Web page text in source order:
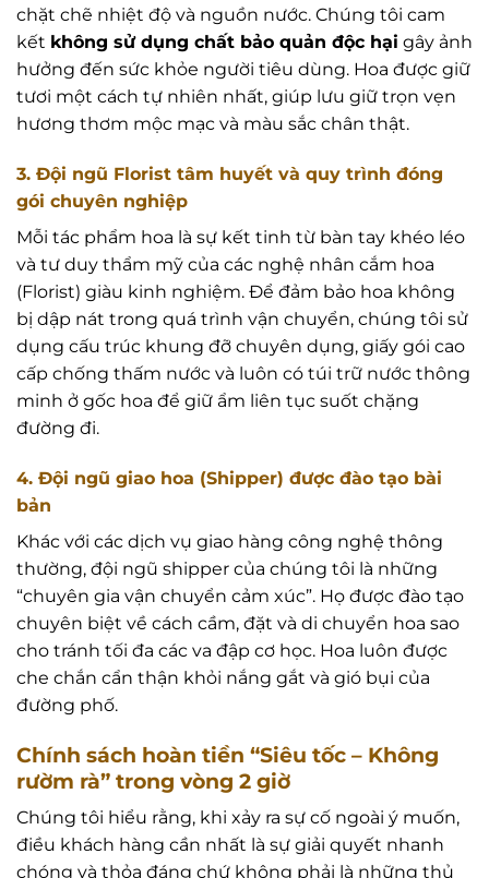
chặt chẽ nhiệt độ và nguồn nước. Chúng tôi cam
kết không sử dụng chất bảo quản độc hại gây ảnh
hưởng đến sức khỏe người tiêu dùng. Hoa được giữ
tươi một cách tự nhiên nhất, giúp lưu giữ trọn vẹn
hương thơm mộc mạc và màu sắc chân thật.
3. Đội ngũ Florist tâm huyết và quy trình đóng
gói chuyên nghiệp
Mỗi tác phẩm hoa là sự kết tinh từ bàn tay khéo léo
và tư duy thẩm mỹ của các nghệ nhân cắm hoa
(Florist) giàu kinh nghiệm. Để đảm bảo hoa không
bị dập nát trong quá trình vận chuyển, chúng tôi sử
dụng cấu trúc khung đỡ chuyên dụng, giấy gói cao
cấp chống thấm nước và luôn có túi trữ nước thông
minh ở gốc hoa để giữ ẩm liên tục suốt chặng
đường đi.
4. Đội ngũ giao hoa (Shipper) được đào tạo bài
bản
Khác với các dịch vụ giao hàng công nghệ thông
thường, đội ngũ shipper của chúng tôi là những
“chuyên gia vận chuyển cảm xúc”. Họ được đào tạo
chuyên biệt về cách cầm, đặt và di chuyển hoa sao
cho tránh tối đa các va đập cơ học. Hoa luôn được
che chắn cẩn thận khỏi nắng gắt và gió bụi của
đường phố.
Chính sách hoàn tiền “Siêu tốc – Không
rườm rà” trong vòng 2 giờ
Chúng tôi hiểu rằng, khi xảy ra sự cố ngoài ý muốn,
điều khách hàng cần nhất là sự giải quyết nhanh
chóng và thỏa đáng chứ không phải là những thủ